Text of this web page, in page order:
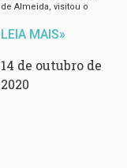
de Almeida, visitou o
LEIA MAIS»
14 de outubro de
2020